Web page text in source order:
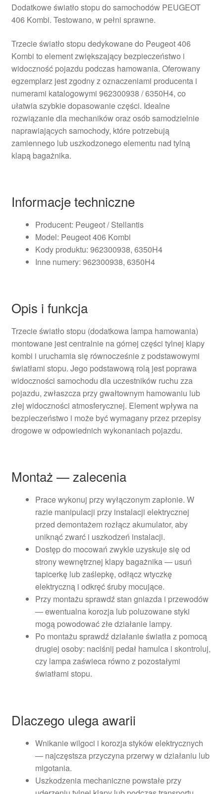
Dodatkowe światło stopu do samochodów PEUGEOT
406 Kombi. Testowano, w pełni sprawne.
Trzecie światło stopu dedykowane do Peugeot 406
Kombi to element zwiększający bezpieczeństwo i
widoczność pojazdu podczas hamowania. Oferowany
egzemplarz jest zgodny z oznaczeniami producenta i
numerami katalogowymi 962300938 / 6350H4, co
ułatwia szybkie dopasowanie części. Idealne
rozwiązanie dla mechaników oraz osób samodzielnie
naprawiających samochody, które potrzebują
zamiennego lub uszkodzonego elementu nad tylną
klapą bagażnika.
Informacje techniczne
Producent: Peugeot / Stellantis
Model: Peugeot 406 Kombi
Kody produktu: 962300938, 6350H4
Inne numery: 962300938, 6350H4
Opis i funkcja
Trzecie światło stopu (dodatkowa lampa hamowania)
montowane jest centralnie na górnej części tylnej klapy
kombi i uruchamia się równocześnie z podstawowymi
światłami stopu. Jego podstawową rolą jest poprawa
widoczności samochodu dla uczestników ruchu zza
pojazdu, zwłaszcza przy gwałtownym hamowaniu lub
złej widoczności atmosferycznej. Element wpływa na
bezpieczeństwo i może być wymagany przez przepisy
drogowe w odpowiednich wykonaniach pojazdu.
Montaż — zalecenia
Prace wykonuj przy wyłączonym zapłonie. W
razie manipulacji przy instalacji elektrycznej
przed demontażem rozłącz akumulator, aby
uniknąć zwarć i uszkodzeń instalacji.
Dostęp do mocowań zwykle uzyskuje się od
strony wewnętrznej klapy bagażnika — usuń
tapicerkę lub zaślepkę, odłącz wtyczkę
elektryczną i odkręć śruby mocujące.
Przy montażu sprawdź stan gniazda i przewodów
— ewentualna korozja lub poluzowane styki
mogą powodować złe działanie lampy.
Po montażu sprawdź działanie światła z pomocą
drugiej osoby: naciśnij pedał hamulca i skontroluj,
czy lampa zaświeca równo z pozostałymi
światłami stopu.
Dlaczego ulega awarii
Wnikanie wilgoci i korozja styków elektrycznych
— najczęstsza przyczyna przerwy w działaniu lub
migotania.
Uszkodzenia mechaniczne powstałe przy